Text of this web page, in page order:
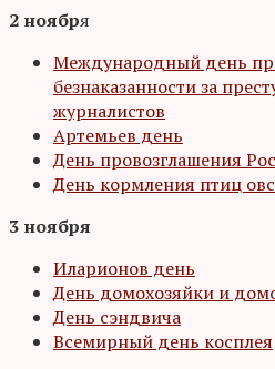
2 ноября
Международный день
безнаказанности за
журналистов
Артемьев день
День провозглашения
День кормления птиц
3 ноября
Иларионов день
День домохозяйки и
День сэндвича
Всемирный день косплея